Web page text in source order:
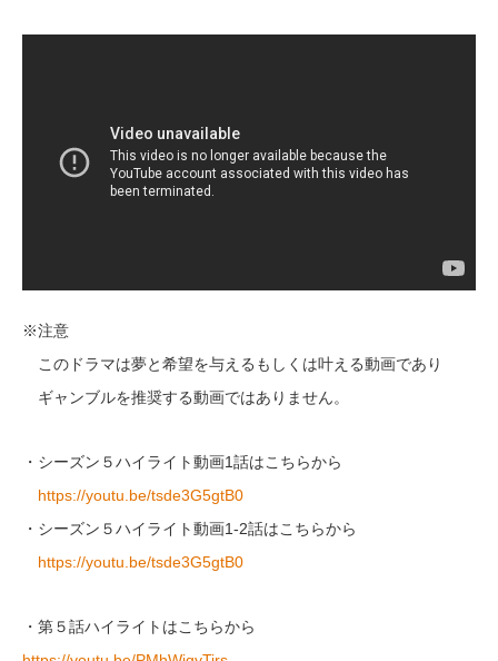
※注意
このドラマは夢と希望を与えるもしくは叶える動画であり
ギャンブルを推奨する動画ではありません。
・シーズン５ハイライト動画1話はこちらから
https://youtu.be/tsde3G5gtB0
・シーズン５ハイライト動画1-2話はこちらから
https://youtu.be/tsde3G5gtB0
・第５話ハイライトはこちらから